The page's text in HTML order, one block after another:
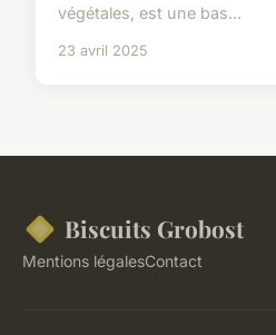
végétales, est une bas...
23 avril 2025
Biscuits Grobost
Mentions légalesContact